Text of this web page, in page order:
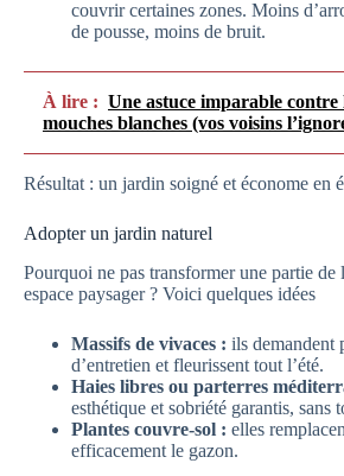
couvrir certaines zones. Moins
de pousse, moins de bruit.
À lire : Une astuce imparable contre
mouches blanches (vos voisins
Résultat : un jardin soigné et économe en
Adopter un jardin naturel
Pourquoi ne pas transformer une partie de
espace paysager ? Voici quelques idées
Massifs de vivaces : ils demandent
d’entretien et fleurissent tout l’été.
Haies libres ou parterres
esthétique et sobriété garantis, sans
Plantes couvre-sol : elles
efficacement le gazon.